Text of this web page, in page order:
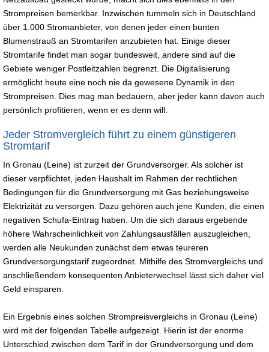
Strompreisen bemerkbar. Inzwischen tummeln sich in Deutschland
über 1.000 Stromanbieter, von denen jeder einen bunten
Blumenstrauß an Stromtarifen anzubieten hat. Einige dieser
Stromtarife findet man sogar bundesweit, andere sind auf die
Gebiete weniger Postleitzahlen begrenzt. Die Digitalisierung
ermöglicht heute eine noch nie da gewesene Dynamik in den
Strompreisen. Dies mag man bedauern, aber jeder kann davon auch
persönlich profitieren, wenn er es denn will.
Jeder Stromvergleich führt zu einem günstigeren
Stromtarif
In Gronau (Leine) ist zurzeit der Grundversorger. Als solcher ist
dieser verpflichtet, jeden Haushalt im Rahmen der rechtlichen
Bedingungen für die Grundversorgung mit Gas beziehungsweise
Elektrizität zu versorgen. Dazu gehören auch jene Kunden, die einen
negativen Schufa-Eintrag haben. Um die sich daraus ergebende
höhere Wahrscheinlichkeit von Zahlungsausfällen auszugleichen,
werden alle Neukunden zunächst dem etwas teureren
Grundversorgungstarif zugeordnet. Mithilfe des Stromvergleichs und
anschließendem konsequenten Anbieterwechsel lässt sich daher viel
Geld einsparen.
Ein Ergebnis eines solchen Strompreisvergleichs in Gronau (Leine)
wird mit der folgenden Tabelle aufgezeigt. Hierin ist der enorme
Unterschied zwischen dem Tarif in der Grundversorgung und dem